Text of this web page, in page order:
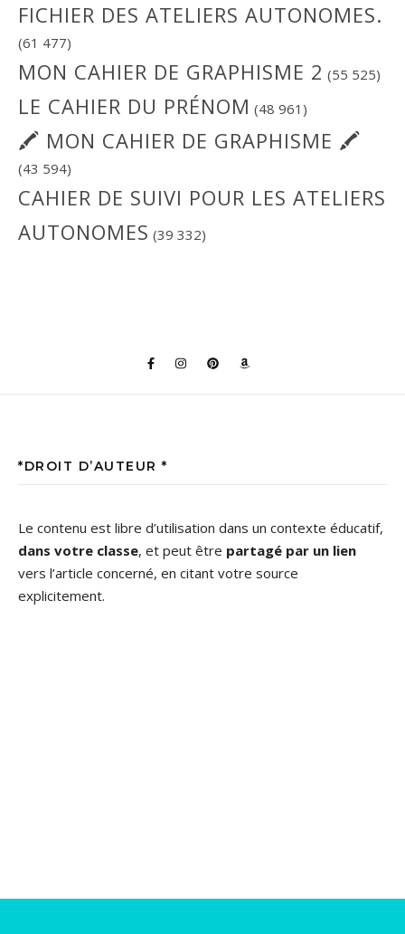
FICHIER DES ATELIERS AUTONOMES.
(61 477)
MON CAHIER DE GRAPHISME 2 (55 525)
LE CAHIER DU PRÉNOM (48 961)
🖍 MON CAHIER DE GRAPHISME 🖍
(43 594)
CAHIER DE SUIVI POUR LES ATELIERS
AUTONOMES (39 332)
*DROIT D’AUTEUR *
Le contenu est libre d’utilisation dans un contexte éducatif,
dans votre classe, et peut être partagé par un lien
vers l’article concerné, en citant votre source
explicitement.